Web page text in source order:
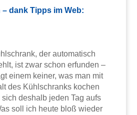
dank Tipps im Web:
der automatisch
ist zwar schon erfunden –
einem keiner, was man mit
des Kühlschranks kochen
deshalb jeden Tag aufs
soll ich heute bloß wieder